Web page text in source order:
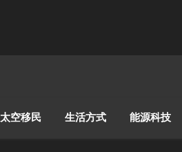
太空移民 生活方式 能源科技